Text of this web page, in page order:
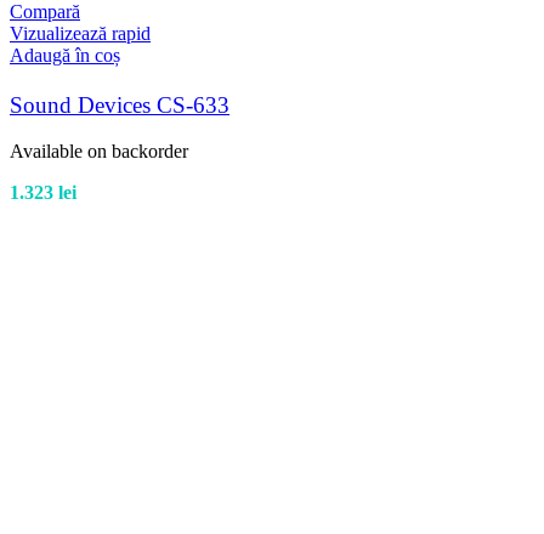
Compară
Vizualizează rapid
Adaugă în coș
Sound Devices CS-633
Available on backorder
1.323 lei